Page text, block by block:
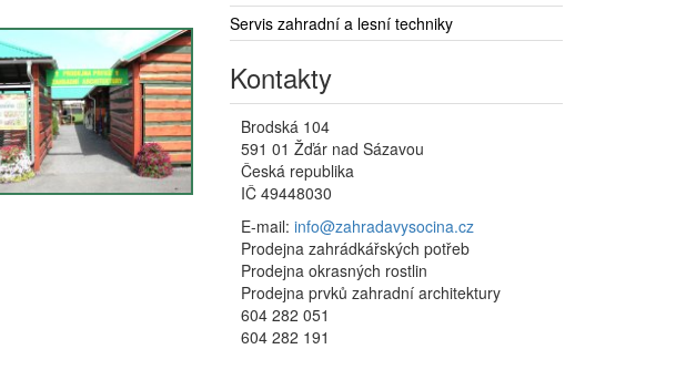
Servis zahradní a lesní techniky
Kontakty
Brodská 104
591 01 Žďár nad Sázavou
Česká republika
IČ 49448030
E-mail: info@zahradavysocina.cz
Prodejna zahrádkářských potřeb
Prodejna okrasných rostlin
Prodejna prvků zahradní architektury
604 282 051
604 282 191